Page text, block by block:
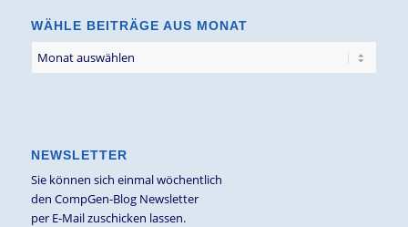
WÄHLE BEITRÄGE AUS MONAT
NEWSLETTER
Sie können sich einmal wöchentlich
den CompGen-Blog Newsletter
per E-Mail zuschicken lassen.